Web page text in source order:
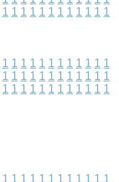
1 1 1 1 1 1 1 1 1 1 1 1
1 1 1 1 1 1 1 1 1 1 1 1
1 1 1 1 1 1 1 1 1 1 1 1
1 1 1 1 1 1 1 1 1 1 1 1
1 1 1 1 1 1 1 1 1 1 1 1